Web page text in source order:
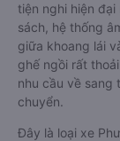
tiện nghi hiện
sách, hệ thống
giữa khoang lái
ghế ngồi rất
nhu cầu về sang
chuyển.
Đây là loại xe